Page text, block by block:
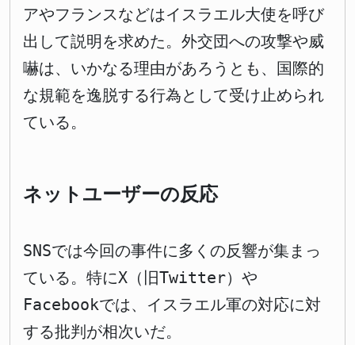
アやフランスなどはイスラエル大使を呼び
出して説明を求めた。外交団への攻撃や威
嚇は、いかなる理由があろうとも、国際的
な規範を逸脱する行為として受け止められ
ている。
ネットユーザーの反応
SNSでは今回の事件に多くの反響が集まっ
ている。特にX（旧Twitter）や
Facebookでは、イスラエル軍の対応に対
する批判が相次いだ。